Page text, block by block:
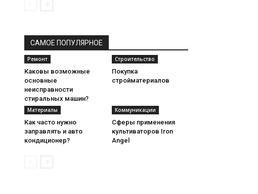
САМОЕ ПОПУЛЯРНОЕ
Ремонт
Каковы возможные
основные
неисправности
стиральных машин?
Строительство
Покупка
стройматериалов
Материалы
Как часто нужно
заправлять и авто
кондиционер?
Коммуникации
Сферы применения
культиваторов Iron
Angel